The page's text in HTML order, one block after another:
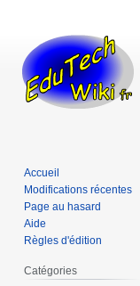
Accueil
Modifications récentes
Page au hasard
Aide
Règles d'édition
Catégories